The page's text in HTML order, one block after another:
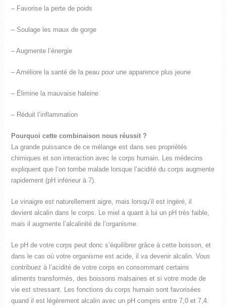
– Favorise la perte de poids
– Soulage les maux de gorge
– Augmente l’énergie
– Améliore la santé de la peau pour une apparence plus jeune
– Élimine la mauvaise haleine
– Réduit l’inflammation
Pourquoi cette combinaison nous réussit ?
La grande puissance de ce mélange est dans ses propriétés
chimiques et son interaction avec le corps humain. Les médecins
expliquent que l’on tombe malade lorsque l’acidité du corps augmente
rapidement (pH inférieur à 7).
Le vinaigre est naturellement aigre, mais lorsqu’il est ingéré, il
devient alcalin dans le corps. Le miel a quant à lui un pH très faible,
mais il augmente l’alcalinité de l’organisme.
Le pH de votre corps peut donc s’équilibrer grâce à cette boisson, et
dans le cas où votre organisme est acide, il va devenir alcalin. Vous
contribuez à l’acidité de votre corps en consommant certains
aliments transformés, des boissons malsaines et si votre mode de
vie est stressant. Les fonctions du corps humain sont favorisées
quand il est légèrement alcalin avec un pH compris entre 7,0 et 7,4.